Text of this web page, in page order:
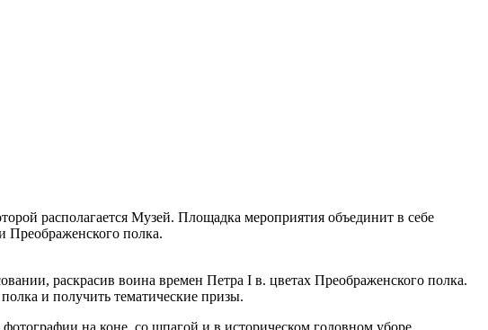
располагается Музей. Площадка мероприятия объединит в себе
Преображенского полка.
раскрасив воина времен Петра I в. цветах Преображенского полка.
и получить тематические призы.
на коне, со шпагой и в историческом головном уборе.